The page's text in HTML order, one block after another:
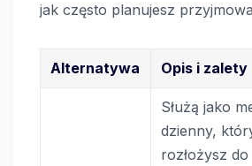
jak często planujesz
Alternatywa Opis i zalety
Służą jako
dzienny,
rozłożysz do